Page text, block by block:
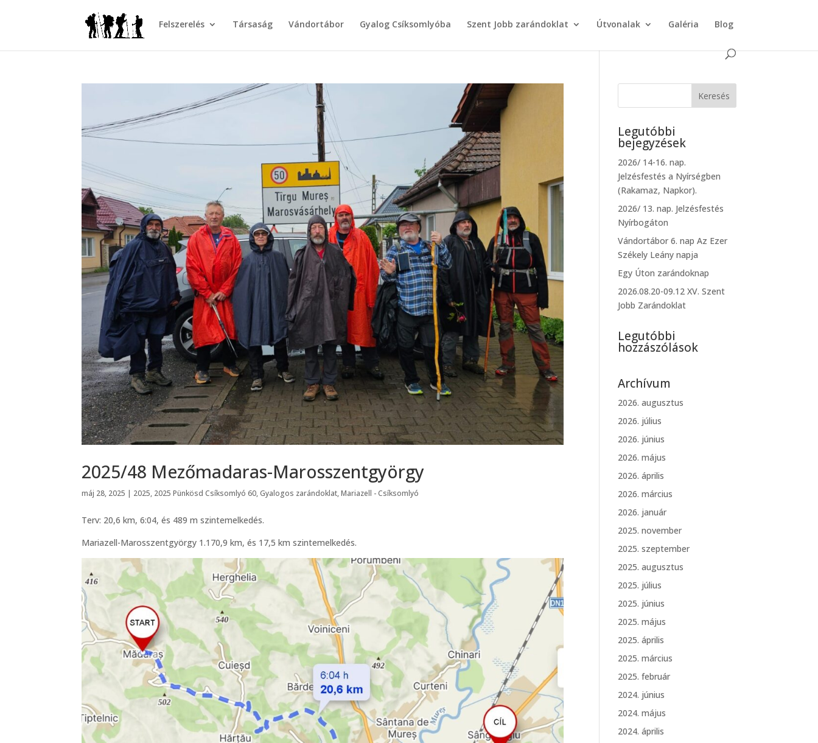
Felszerelés Társaság Vándortábor Gyalog Csíksomlyóba Szent Jobb zarándoklat Útvonalak Galéria Blog
2025/48 Mezőmadaras-Marosszentgyörgy
máj 28, 2025 | 2025, 2025 Pünkösd Csíksomlyó 60,Gyalogos zarándoklat,Mariazell - Csíksomlyó
Terv: 20,6 km, 6:04, és 489 m szintemelkedés.
Mariazell-Marosszentgyörgy 1.170,9 km, és 17,5 km szintemelkedés.
Legutóbbi
bejegyzések
2026/ 14-16. nap.
Jelzésfestés a Nyírségben
(Rakamaz, Napkor).
2026/ 13. nap. Jelzésfestés
Nyírbogáton
Vándortábor 6. nap Az Ezer
Székely Leány napja
Egy Úton zarándoknap
2026.08.20-09.12 XV. Szent
Jobb Zarándoklat
Legutóbbi
hozzászólások
Archívum
2026. augusztus
2026. július
2026. június
2026. május
2026. április
2026. március
2026. január
2025. november
2025. szeptember
2025. augusztus
2025. július
2025. június
2025. május
2025. április
2025. március
2025. február
2024. június
2024. május
2024. április